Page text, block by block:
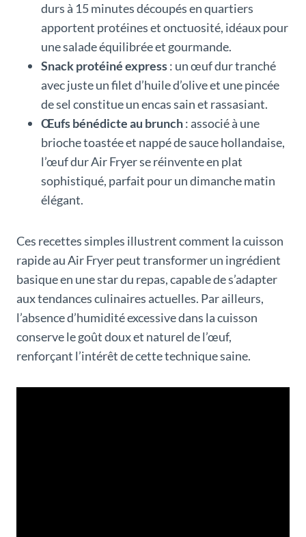
durs à 15 minutes découpés en quartiers
apportent protéines et onctuosité, idéaux pour
une salade équilibrée et gourmande.
Snack protéiné express: un œuf dur tranché
avec juste un filet d’huile d’olive et une pincée
de sel constitue un encas sain et rassasiant.
Œufs bénédicte au brunch: associé à une
brioche toastée et nappé de sauce hollandaise,
l’œuf dur Air Fryer se réinvente en plat
sophistiqué, parfait pour un dimanche matin
élégant.
Ces recettes simples illustrent comment la cuisson
rapide au Air Fryer peut transformer un ingrédient
basique en une star du repas, capable de s’adapter
aux tendances culinaires actuelles. Par ailleurs,
l’absence d’humidité excessive dans la cuisson
conserve le goût doux et naturel de l’œuf,
renforçant l’intérêt de cette technique saine.